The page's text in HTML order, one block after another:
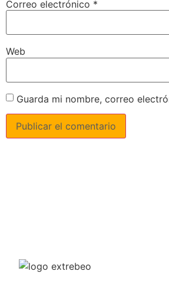
Correo electrónico *
Web
Guarda mi nombre, correo